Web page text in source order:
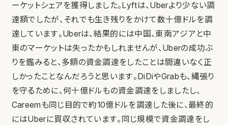
ーケットシェアを獲得しました。Lyftは、Uberより少ない調
達額でしたが、それでも生き残りをかけて数十億ドルを調
達しています。Uberは、結果的には中国、東南アジアと中
東のマーケットは失ったかもしれませんが、Uberの成功ぶ
りを鑑みると、多額の資金調達をしたことは間違いなく正
しかったことなんだろうと思います。DiDiやGrabも、縄張り
を守るために、何十億ドルもの資金調達をしましたし、
Careemも同じ目的で約10億ドルを調達した後に、最終的
にはUberに買収されています。同じ規模で資金調達をし